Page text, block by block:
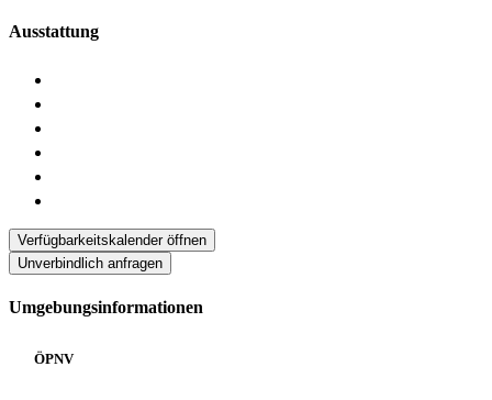
Ausstattung
Verfügbarkeitskalender öffnen
Unverbindlich anfragen
Umgebungsinformationen
ÖPNV